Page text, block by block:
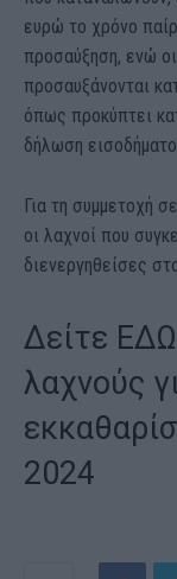
ευρώ το χρόνο
προσαύξηση, ενώ
προσαυξάνονται
όπως προκύπτει
δήλωση
Για τη συμμετοχή
οι λαχνοί που
διενεργηθείσες
Δείτε
λαχνούς
2024